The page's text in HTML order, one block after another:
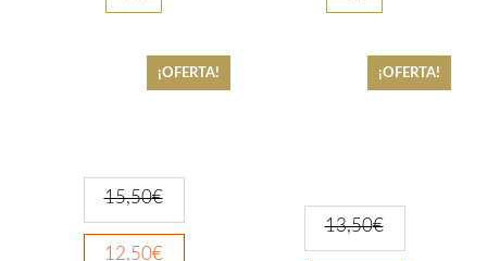
¡OFERTA!
15,50€
12,50€
¡OFERTA!
13,50€